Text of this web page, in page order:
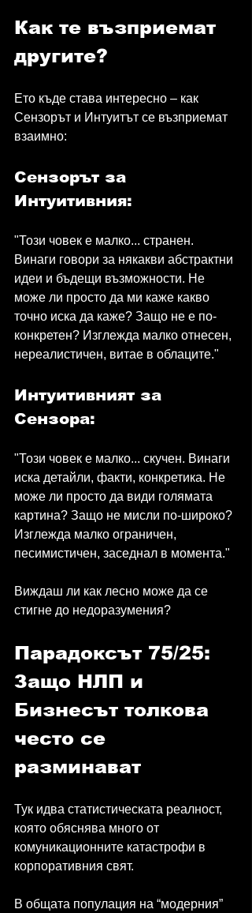
Как те възприемат
другите?
Ето къде става интересно – как
Сензорът и Интуитът се възприемат
взаимно:
Сензорът за
Интуитивния:
"Този човек е малко... странен.
Винаги говори за някакви абстрактни
идеи и бъдещи възможности. Не
може ли просто да ми каже какво
точно иска да каже? Защо не е по-
конкретен? Изглежда малко отнесен,
нереалистичен, витае в облаците."
Интуитивният за
Сензора:
"Този човек е малко... скучен. Винаги
иска детайли, факти, конкретика. Не
може ли просто да види голямата
картина? Защо не мисли по-широко?
Изглежда малко ограничен,
песимистичен, заседнал в момента."
Виждаш ли как лесно може да се
стигне до недоразумения?
Парадоксът 75/25:
Защо НЛП и
Бизнесът толкова
често се
разминават
Тук идва статистическата реалност,
която обяснява много от
комуникационните катастрофи в
корпоративния свят.
В общата популация на “модерния”